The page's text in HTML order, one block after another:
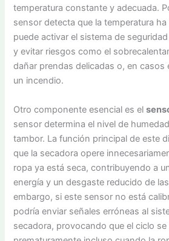
temperatura constante y adecuada.
sensor detecta que la temperatura
puede activar el sistema de
y evitar riesgos como el
dañar prendas delicadas o, en
un incendio.
Otro componente esencial es el
sensor determina el nivel de
tambor. La función principal de este
que la secadora opere
ropa ya está seca, contribuyendo a
energía y un desgaste reducido de
embargo, si este sensor no está
podría enviar señales erróneas al
secadora, provocando que el ciclo se